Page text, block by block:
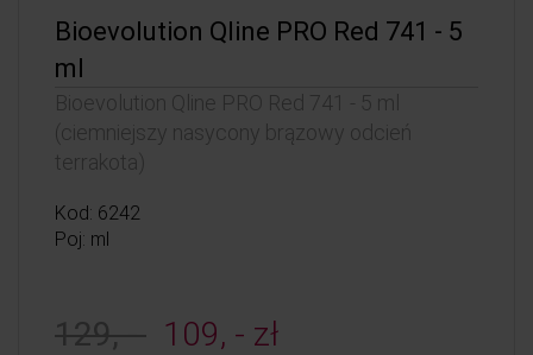
Bioevolution Qline PRO Red 741 - 5
ml
Bioevolution Qline PRO Red 741 - 5 ml
(ciemniejszy nasycony brązowy odcień
terrakota)
Kod: 6242
Poj: ml
129, - 109, - zł